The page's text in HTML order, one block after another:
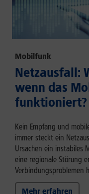
Mobilfunk
Netzausfall:
wenn das
funktioniert?
Kein Empfang und
immer steckt ein
Ursachen ein instabiles
eine regionale Störung
Verbindungsproblemen
Mehr erfahren